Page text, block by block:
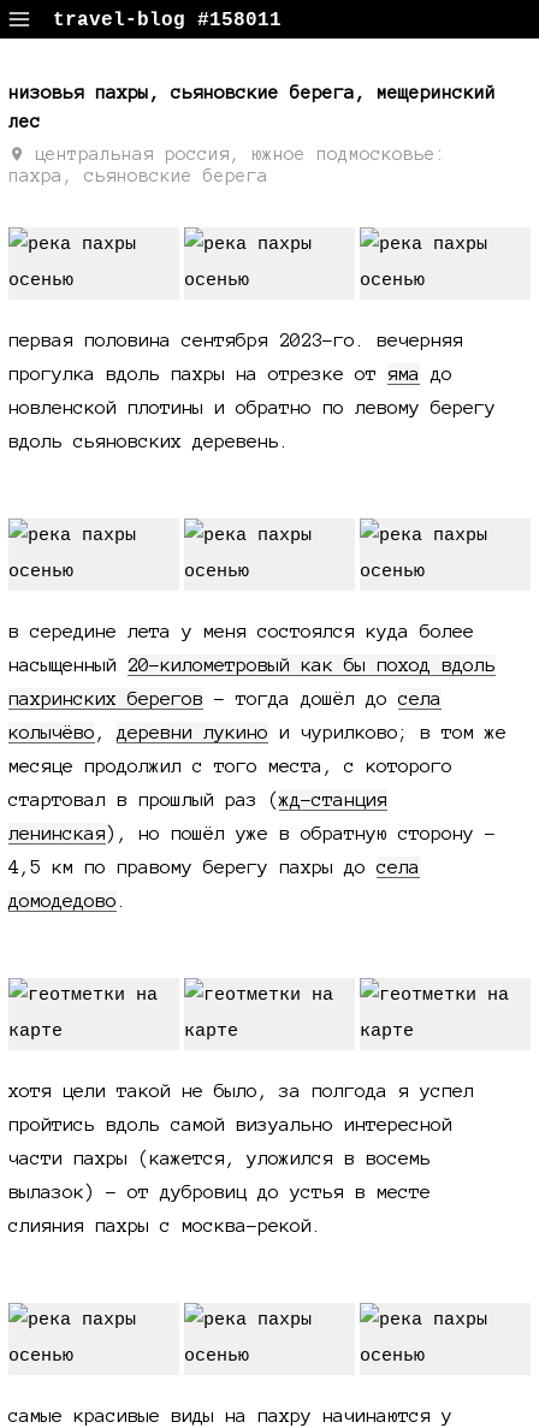
travel-blog #158011
низовья пахры, сьяновские берега, мещеринский
лес
центральная россия, южное подмосковье:
пахра, сьяновские берега
первая половина сентября 2023-го . вечерняя
прогулка вдоль пахры на отрезке от яма
до
новленской плотины и обратно по левому берегу
вдоль сьяновских деревень.
в середине лета у меня состоялся куда более
насыщенный 20-километровый как бы поход вдоль
пахринских берегов - тогда дошёл досела
колычёво , деревни лукино и чурилково; в том же
месяце продолжил с того места, с которого
стартовал в прошлый раз (жд-станция
ленинская), но пошёл уже в обратную сторону -
4,5 км по правому берегу пахры досела
домодедово
хотя цели такой не было, за полгода я успел
пройтись вдоль самой визуально интересной
части пахры (кажется, уложился в восемь
вылазок) - от дубровиц до устья в месте
слияния пахры с москва-рекой.
самые красивые виды на пахру начинаются у